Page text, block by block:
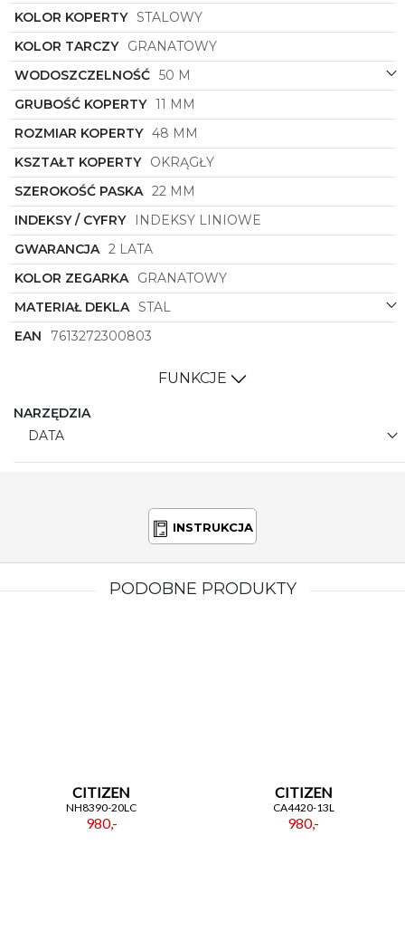
KOLOR KOPERTY STALOWY
KOLOR TARCZY GRANATOWY
WODOSZCZELNOŚĆ 50 M
GRUBOŚĆ KOPERTY 11 MM
ROZMIAR KOPERTY 48 MM
KSZTAŁT KOPERTY OKRĄGŁY
SZEROKOŚĆ PASKA 22 MM
INDEKSY / CYFRY
INDEKSY LINIOWE
GWARANCJA 2 LATA
KOLOR ZEGARKA GRANATOWY
MATERIAŁ DEKLA STAL
EAN
7613272300803
FUNKCJE
NARZĘDZIA
DATA
INSTRUKCJA
PODOBNE PRODUKTY
CITIZEN
NH8390-20LC
980,-
CITIZEN
CA4420-13L
980,-